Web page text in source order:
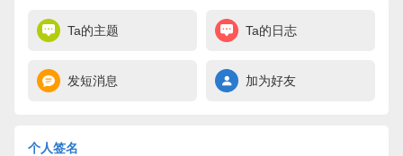
Ta的主题 Ta的日志
发短消息 加为好友
个人签名